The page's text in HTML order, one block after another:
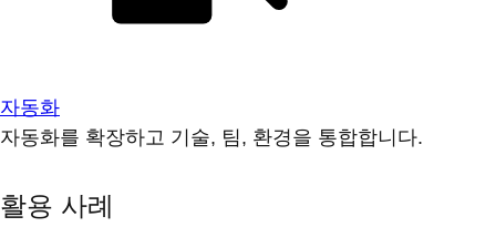
자동화
자동화를 확장하고 기술, 팀, 환경을 통합합니다.
활용 사례